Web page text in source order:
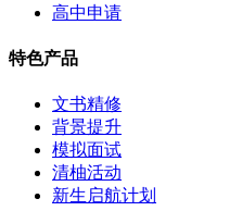
高中申请
特色产品
文书精修
背景提升
模拟面试
清柚活动
新生启航计划